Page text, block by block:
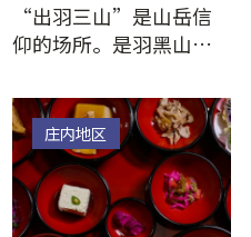
“出羽三山”是山岳信
仰的场所。是羽黑山、
的总称。因为羽黑山…
庄内地区